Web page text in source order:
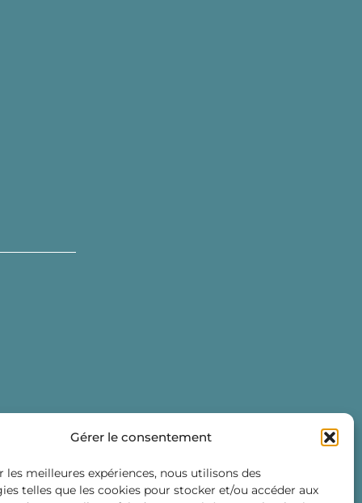
Gérer le consentement
les meilleures expériences, nous utilisons des
telles que les cookies pour stocker et/ou accéder aux